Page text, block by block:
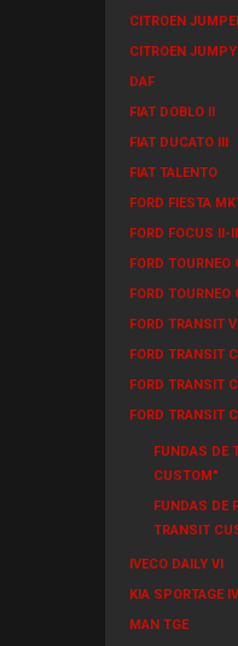
CITROEN
CITROEN
DAF
FIAT DOBLO II
FIAT DUCATO III
FIAT TALENTO
FORD FIESTA
FORD FOCUS II-
FORD TOURNEO
FORD TOURNEO
FORD TRANSIT
FORD TRANSIT
FORD TRANSIT
FORD TRANSIT
FUNDAS DE
CUSTOM"
FUNDAS DE
TRANSIT
IVECO DAILY VI
KIA SPORTAGE IV
MAN TGE